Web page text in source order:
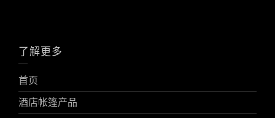
了解更多
首页
酒店帐篷产品